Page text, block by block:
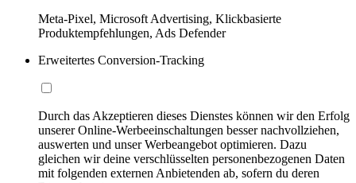
Meta-Pixel, Microsoft Advertising, Klickbasierte
Produktempfehlungen, Ads Defender
Erweitertes Conversion-Tracking
Durch das Akzeptieren dieses Dienstes können wir den Erfolg
unserer Online-Werbeeinschaltungen besser nachvollziehen,
auswerten und unser Werbeangebot optimieren. Dazu
gleichen wir deine verschlüsselten personenbezogenen Daten
mit folgenden externen Anbietenden ab, sofern du deren